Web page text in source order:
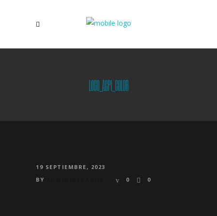
LOGO_ACPI_COLOR
19 SEPTIEMBRE, 2023
BY
0 0